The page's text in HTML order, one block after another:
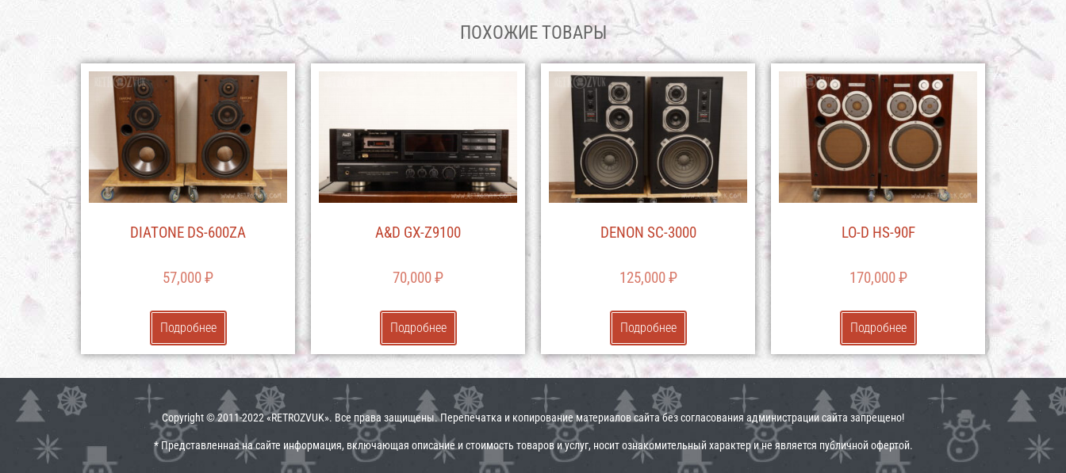
ПОХОЖИЕ ТОВАРЫ
DIATONE DS-600ZA
57,000₽
Подробнее
A&D GX-Z9100
70,000₽
Подробнее
DENON SC-3000
125,000₽
Подробнее
LO-D HS-90F
170,000₽
Подробнее
Copyright © 2011-2022 «RETROZVUK». Все права защищены. Перепечатка и копирование материалов сайта без согласования администрации сайта запрещено!
* Представленная на сайте информация, включающая описание и стоимость товаров и услуг, носит ознакомительный характер и не является публичной офертой.